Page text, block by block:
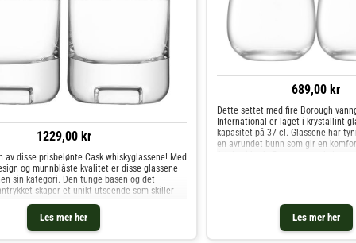
1229,00 kr
Les mer her
av disse prisbelønte Cask whiskyglassene! Med
og munnblåste kvalitet er disse glassene
sin kategori. Den tunge basen og det
skaper et unikt utseende som skiller
689,00 kr
Les mer her
Dette settet med fire Borough
International er laget i krystallint
kapasitet på 37 cl. Glassene har
en avrundet bunn som gir en